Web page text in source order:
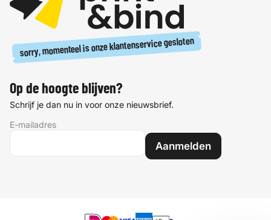
sorry, momenteel is onze klantenservice gesloten
Op de hoogte blijven?
Schrijf je dan nu in voor onze nieuwsbrief.
E-mailadres
Aanmelden